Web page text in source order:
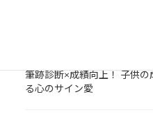
筆跡診断×成績向上！ 子供
る心のサイン愛